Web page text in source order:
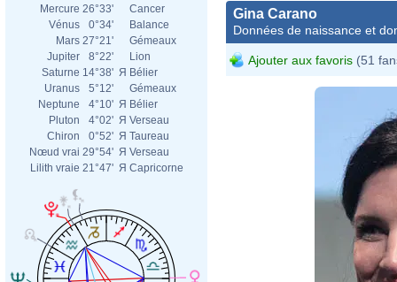
Mercure 26°33'
Cancer
Vénus
0°34'
Balance
Mars 27°21'
Gémeaux
Jupiter
8°22'
Lion
Saturne 14°38' Я Bélier
Uranus
5°12'
Gémeaux
Neptune
4°10' Я Bélier
Pluton
4°02' Я Verseau
Chiron
0°52' Я Taureau
Nœud vrai 29°54' Я Verseau
Lilith vraie 21°47' Я Capricorne
Gina Carano
Données de naissance et
Ajouter aux favoris (51